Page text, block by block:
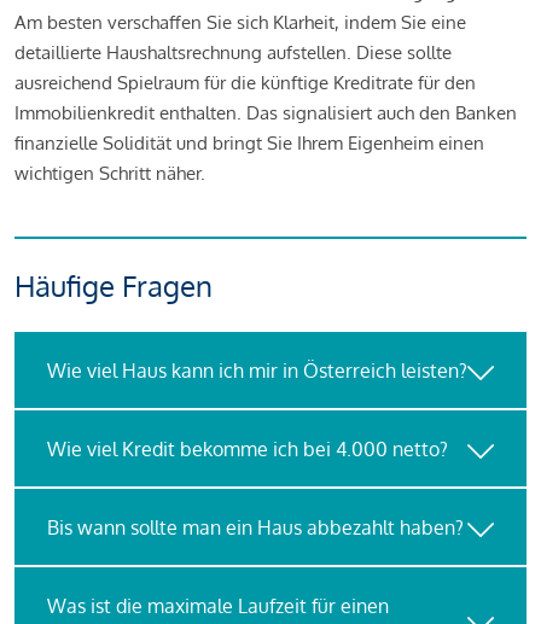
Am besten verschaffen Sie sich Klarheit, indem Sie eine
detaillierte Haushaltsrechnung aufstellen. Diese sollte
ausreichend Spielraum für die künftige Kreditrate für den
Immobilienkredit enthalten. Das signalisiert auch den Banken
finanzielle Solidität und bringt Sie Ihrem Eigenheim einen
wichtigen Schritt näher.
Häufige Fragen
Wie viel Haus kann ich mir in Österreich leisten?
Wie viel Kredit bekomme ich bei 4.000 netto?
Bis wann sollte man ein Haus abbezahlt haben?
Was ist die maximale Laufzeit für einen